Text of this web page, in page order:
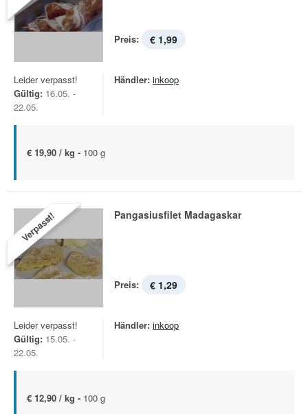
Preis: € 1,99
Leider verpasst!
Gültig: 16.05. -
22.05.
Händler: inkoop
€ 19,90 / kg - 100 g
Verpasst! Pangasiusfilet Madagaskar
Preis: € 1,29
Leider verpasst!
Gültig: 15.05. -
22.05.
Händler: inkoop
€ 12,90 / kg - 100 g